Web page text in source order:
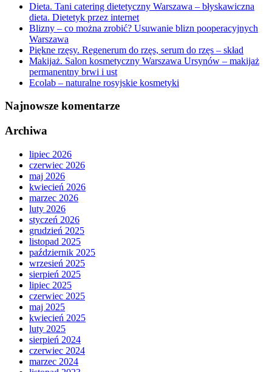
Dieta. Tani catering dietetyczny Warszawa – błyskawiczna
dieta. Dietetyk przez internet
Blizny – co można zrobić? Usuwanie blizn pooperacyjnych
Warszawa
Piękne rzęsy. Regenerum do rzęs, serum do rzęs – skład
Makijaż. Salon kosmetyczny Warszawa Ursynów – makijaż
permanentny brwi i ust
Ecolab – naturalne rosyjskie kosmetyki
Najnowsze komentarze
Archiwa
lipiec 2026
czerwiec 2026
maj 2026
kwiecień 2026
marzec 2026
luty 2026
styczeń 2026
grudzień 2025
listopad 2025
październik 2025
wrzesień 2025
sierpień 2025
lipiec 2025
czerwiec 2025
maj 2025
kwiecień 2025
luty 2025
sierpień 2024
czerwiec 2024
marzec 2024